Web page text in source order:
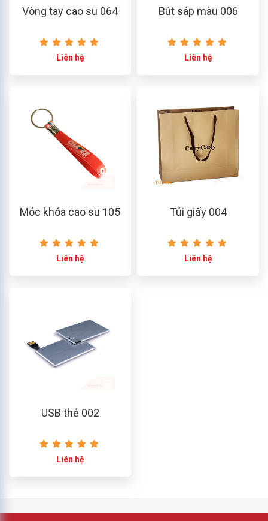
Vòng tay cao su 064
Liên hệ
Bút sáp màu 006
Liên hệ
Móc khóa cao su 105
Liên hệ
Túi giấy 004
Liên hệ
USB thẻ 002
Liên hệ